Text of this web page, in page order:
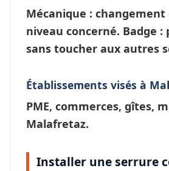
Mécanique :
niveau concerné. Badge :
sans toucher aux autres
Établissements visés à
PME, commerces, gîtes,
Malafretaz.
Installer une serrure